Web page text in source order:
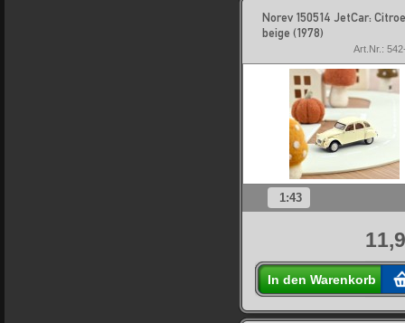
Norev 150514 JetCar:
beige (1978)
Art.Nr.:
1:43
In den Warenkorb